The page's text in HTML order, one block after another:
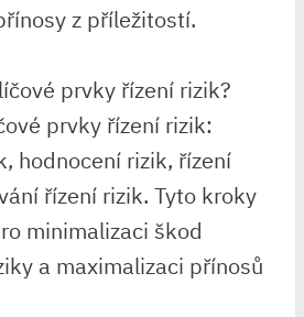
z příležitostí.
prvky řízení rizik?
prvky řízení rizik:
hodnocení rizik, řízení
řízení rizik. Tyto kroky
minimalizaci škod
a maximalizaci přínosů